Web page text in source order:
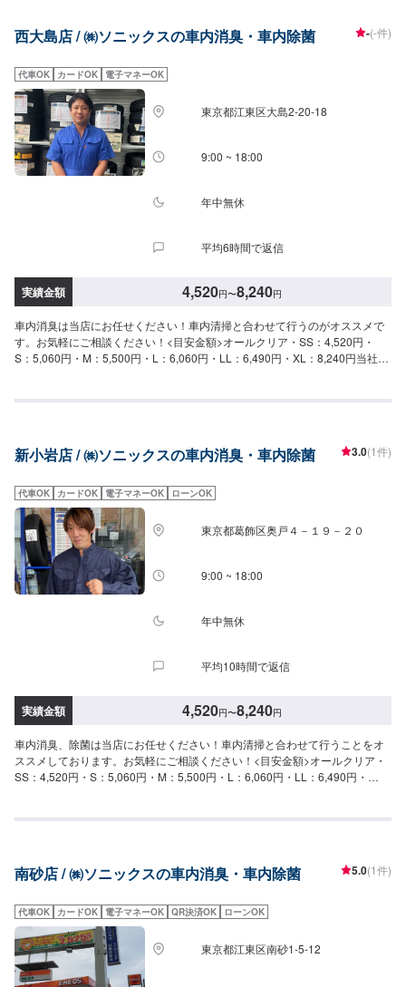
西大島店 / ㈱ソニックスの車内消臭・車内除菌 -(-件)
代車OK カードOK 電子マネーOK
東京都江東区大島2-20-18
9:00 ~ 18:00
年中無休
平均6時間で返信
実績金額 4,520円〜8,240円
車内消臭は当店にお任せください！車内清掃と合わせて行うのがオススメで
す。お気軽にご相談ください！<目安金額>オールクリア・SS：4,520円・
S：5,060円・M：5,500円・L：6,060円・LL：6,490円・XL：8,240円当社は
す。車検、コーティング、タイヤ、新車、中古車などお車に関するご相談は
新小岩店 / ㈱ソニックスの車内消臭・車内除菌 3.0(1件)
代車OK カードOK 電子マネーOK ローンOK
東京都葛飾区奥戸４－１９－２０
9:00 ~ 18:00
年中無休
平均10時間で返信
実績金額 4,520円〜8,240円
車内消臭、除菌は当店にお任せください！車内清掃と合わせて行うことをオ
ススメしております。お気軽にご相談ください！<目安金額>オールクリア・
SS：4,520円・S：5,060円・M：5,500円・L：6,060円・LL：6,490円・
かにも、中古車販売,、新車販売、カーリースやレンタカーもやっておりま
ていただいてますので、お得にご利用できます。お客様の愛車のメンテナン
南砂店 / ㈱ソニックスの車内消臭・車内除菌 5.0(1件)
代車OK カードOK 電子マネーOK QR決済OK ローンOK
東京都江東区南砂1-5-12